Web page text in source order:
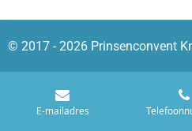
© 2017 - 2026 Prinsenconvent
E-mailadres